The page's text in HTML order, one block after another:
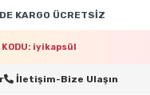
KARGO ÜCRETSİZ
KODU: iyikapsül
İletişim-Bize Ulaşın